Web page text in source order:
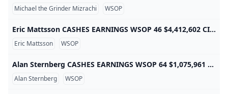
Michael the Grinder Mizrachi WSOP
Eric Mattsson CASHES EARNINGS WSOP 46 $4,412,602 CIRCUIT 6 $58,612
Eric Mattsson WSOP
Alan Sternberg CASHES EARNINGS WSOP 64 $1,075,961 CIRCUIT 28 $251,855
Alan Sternberg WSOP